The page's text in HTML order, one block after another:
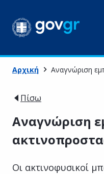
Αρχική Αναγνώριση
Πίσω
Αναγνώριση
Οι ακτινοφυσικοί